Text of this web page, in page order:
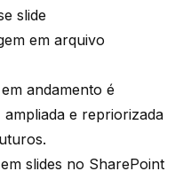
slide
em arquivo
andamento é
e repriorizada
slides no SharePoint